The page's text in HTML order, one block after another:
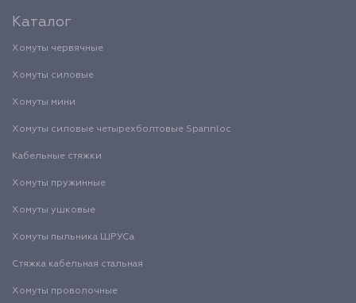
Каталог
Хомуты червячные
Хомуты силовые
Хомуты мини
Хомуты силовые четырехболтовые Spannloc
Кабельные стяжки
Хомуты пружинные
Хомуты ушковые
Хомуты пыльника ШРУСа
Стяжка кабельная стальная
Хомуты проволочные